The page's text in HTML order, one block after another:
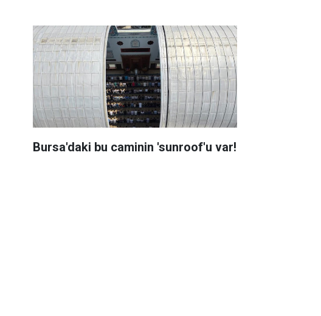
Bursa'daki bu caminin 'sunroof'u var!